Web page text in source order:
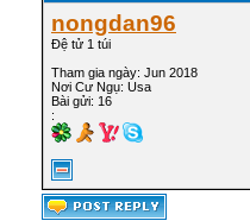
nongdan96
Đệ tử 1 túi
Tham gia ngày: Jun 2018
Nơi Cư Ngụ: Usa
Bài gửi: 16
: